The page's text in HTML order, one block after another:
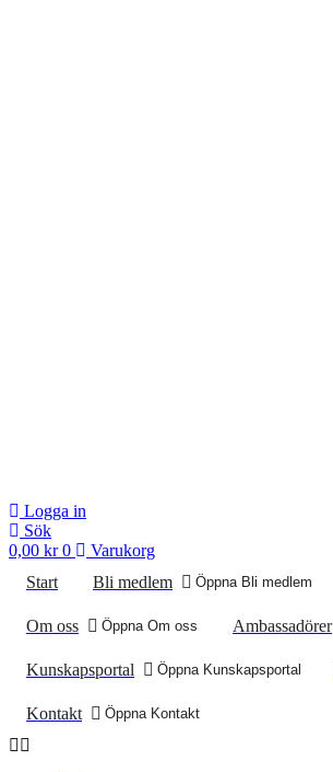
Logga in
Sök
0,00 kr 0
Varukorg
Start
Bli medlem Öppna Bli medlem
Om oss Öppna Om oss Ambassadörer
Kunskapsportal Öppna Kunskapsportal
Kontakt Öppna Kontakt